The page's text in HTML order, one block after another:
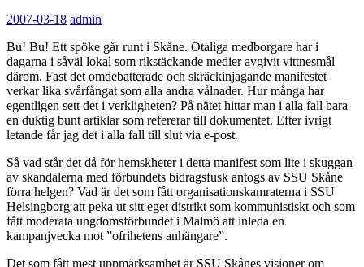
2007-03-18 admin
Bu! Bu! Ett spöke går runt i Skåne. Otaliga medborgare har i
dagarna i såväl lokal som rikstäckande medier avgivit vittnesmål
därom. Fast det omdebatterade och skräckinjagande manifestet
verkar lika svårfångat som alla andra vålnader. Hur många har
egentligen sett det i verkligheten? På nätet hittar man i alla fall bara
en duktig bunt artiklar som refererar till dokumentet. Efter ivrigt
letande får jag det i alla fall till slut via e-post.
Så vad står det då för hemskheter i detta manifest som lite i skuggan
av skandalerna med förbundets bidragsfusk antogs av SSU Skåne
förra helgen? Vad är det som fått organisationskamraterna i SSU
Helsingborg att peka ut sitt eget distrikt som kommunistiskt och som
fått moderata ungdomsförbundet i Malmö att inleda en
kampanjvecka mot ”ofrihetens anhängare”.
Det som fått mest uppmärksamhet är SSU Skånes visioner om